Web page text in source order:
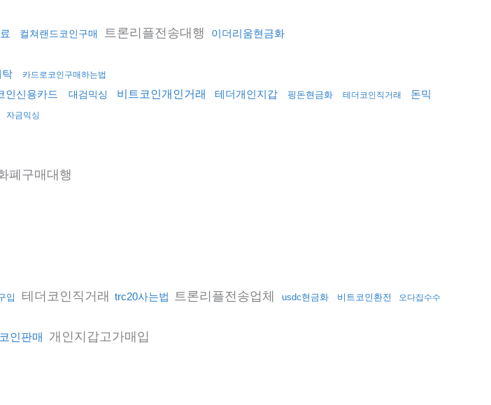
컬쳐랜드코인구매 트론리플전송대행
이더리움현금화
탁 카드로코인구매하는법
인신용카드 대검믹싱 비트코인개인거래 테더개인지갑 핑돈현금화 테더코인직거래
돈믹
자금믹싱
폐구매대행
입 테더코인직거래 trc20사는법 트론리플전송업체 usdc현금화 비트코인환전 오다집수수
인판매 개인지갑고가매입